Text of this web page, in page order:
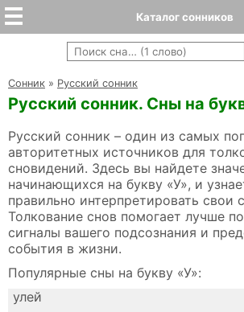
Каталог сонников
Cонник » Русский сонник
Русский сонник. Сны на
Русский сонник – один из самых
авторитетных источников для
сновидений. Здесь вы найдете
начинающихся на букву «У», и
правильно интерпретировать свои
Толкование снов помогает лучше
сигналы вашего подсознания и
события в жизни.
Популярные сны на букву «У»:
улей